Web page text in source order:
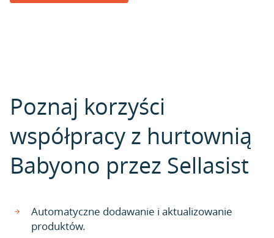
Poznaj korzyści
współpracy z hurtownią
Babyono przez Sellasist
Automatyczne dodawanie i aktualizowanie
produktów.